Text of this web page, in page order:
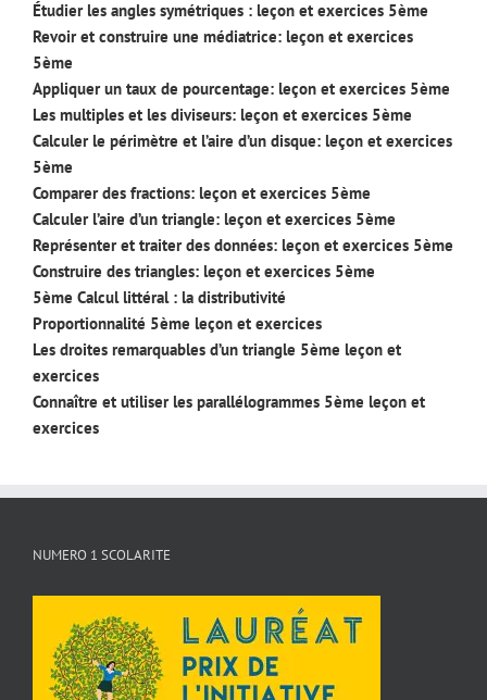
Étudier les angles symétriques : leçon et exercices 5ème
Revoir et construire une médiatrice: leçon et exercices
5ème
Appliquer un taux de pourcentage: leçon et exercices 5ème
Les multiples et les diviseurs: leçon et exercices 5ème
Calculer le périmètre et l’aire d’un disque: leçon et exercices
5ème
Comparer des fractions: leçon et exercices 5ème
Calculer l’aire d’un triangle: leçon et exercices 5ème
Représenter et traiter des données: leçon et exercices 5ème
Construire des triangles: leçon et exercices 5ème
5ème Calcul littéral : la distributivité
Proportionnalité 5ème leçon et exercices
Les droites remarquables d’un triangle 5ème leçon et
exercices
Connaître et utiliser les parallélogrammes 5ème leçon et
exercices
NUMERO 1 SCOLARITE